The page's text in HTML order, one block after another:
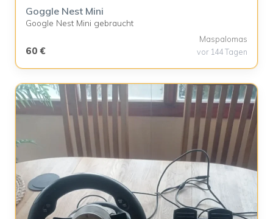
Goggle Nest Mini
Google Nest Mini gebraucht
60 €
Maspalomas
vor 144 Tagen